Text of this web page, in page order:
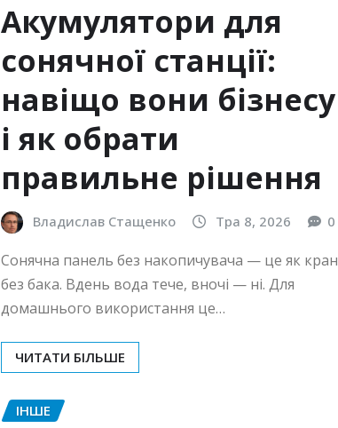
Акумулятори для
сонячної станції:
навіщо вони бізнесу
і як обрати
правильне рішення
Владислав Стащенко Тра 8, 2026 0
Сонячна панель без накопичувача — це як кран
без бака. Вдень вода тече, вночі — ні. Для
домашнього використання це…
ЧИТАТИ БІЛЬШЕ
ІНШЕ